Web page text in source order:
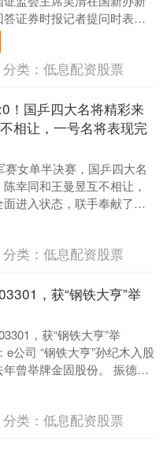
证券时报记者提问时表
本市场面临的环境发生了
分类： 低息配资股票
！国乒四大名将精彩来
相让，一号名将表现完
赛女单半决赛，国乒四大名
幸同和王曼昱互不相让，
进入状态，联手奉献了一
赛进程；一号名将表现完
....
分类： 低息配资股票
，获“钢铁大亨”举
，获“钢铁大亨”举
e公司 “钢铁大亨”孙纪木入股
曾举牌金固股份。 振德医
月10日晚间公告称....
分类： 低息配资股票